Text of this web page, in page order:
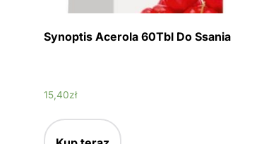
Synoptis Acerola 60Tbl Do Ssania
15,40zł